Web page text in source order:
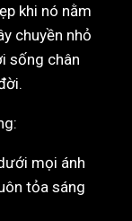
khi nó nằm
chuyền nhỏ
sống chân
mọi ánh
tỏa sáng